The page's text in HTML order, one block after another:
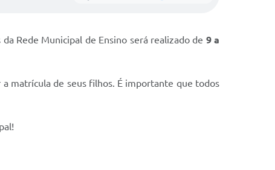
Rede Municipal de Ensino será realizado de 9 a
matrícula de seus filhos. É importante que todos